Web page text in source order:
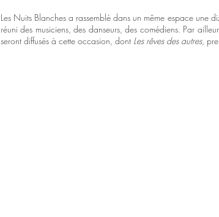
Les Nuits Blanches a rassemblé dans un même espace une
réuni des musiciens, des danseurs, des comédiens. Par
seront diffusés à cette occasion, dont Les rêves des autres,